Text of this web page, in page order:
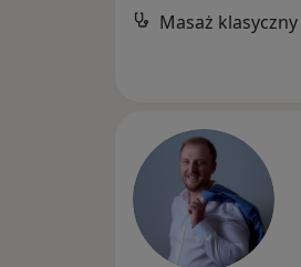
Masaż klasyczny